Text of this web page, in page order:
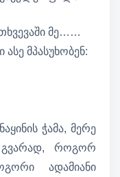
მე……
მპასუხობენ:
ჭამა, მერე
გვარად, როგორ
ადამიანი